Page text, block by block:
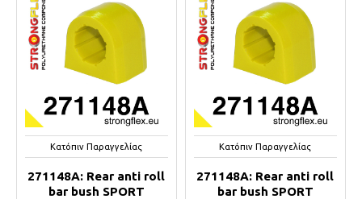
Κατόπιν Παραγγελίας
271148A: Rear anti roll
bar bush SPORT
Κατόπιν Παραγγελίας
271148A: Rear anti roll
bar bush SPORT